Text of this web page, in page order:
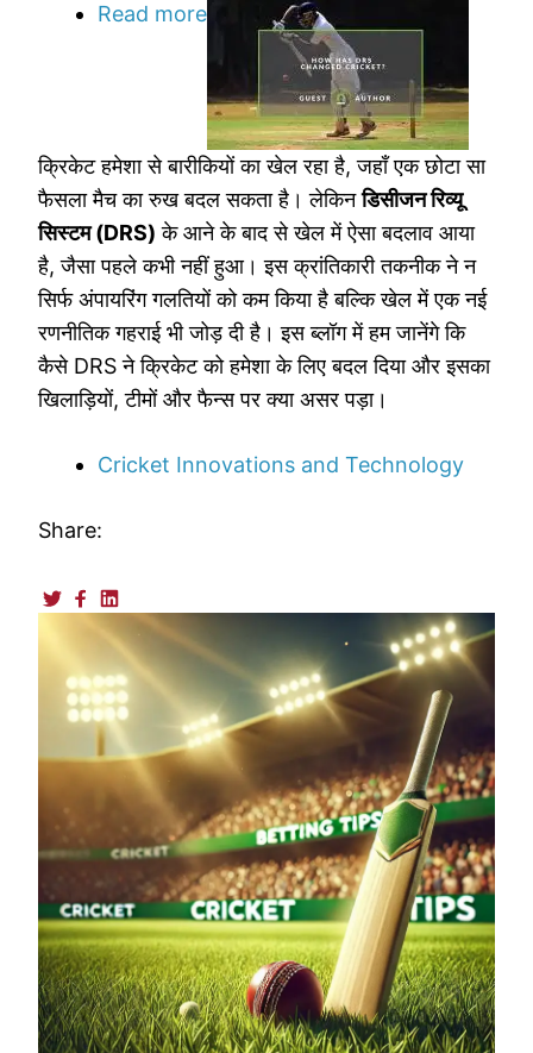
Read more
ने
कैसे
बदली
क्रिकेट
अंपायरिंग
की
दुनिया
क्रिकेट हमेशा से बारीकियों का खेल रहा है, जहाँ एक छोटा सा
फैसला मैच का रुख बदल सकता है। लेकिनडिसीजन रिव्यू
सिस्टम (DRS) के आने के बाद से खेल में ऐसा बदलाव आया
है, जैसा पहले कभी नहीं हुआ। इस क्रांतिकारी तकनीक ने न
सिर्फ अंपायरिंग गलतियों को कम किया है बल्कि खेल में एक नई
रणनीतिक गहराई भी जोड़ दी है। इस ब्लॉग में हम जानेंगे कि
कैसे DRS ने क्रिकेट को हमेशा के लिए बदल दिया और इसका
खिलाड़ियों, टीमों और फैन्स पर क्या असर पड़ा।
Cricket Innovations and Technology
Share: